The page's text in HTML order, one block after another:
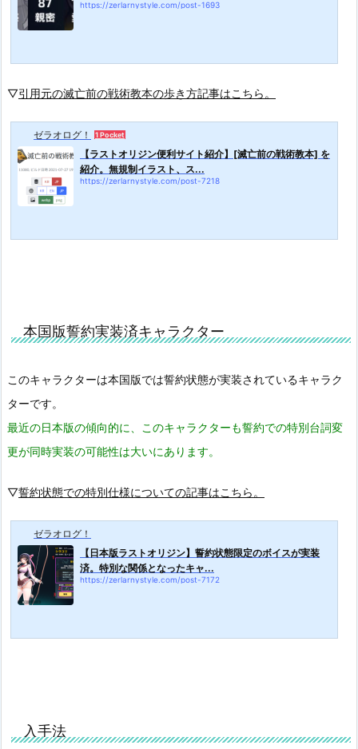
https://zerlarnystyle.com/post-1693
▽引用元の滅亡前の戦術教本の歩き方記事はこちら。
ゼラオログ！ 1 Pocket
【ラストオリジン便利サイト紹介】[滅亡前の戦術教本] を
紹介。無規制イラスト、ス...
https://zerlarnystyle.com/post-7218
本国版誓約実装済キャラクター
このキャラクターは本国版では誓約状態が実装されているキャラク
ターです。
最近の日本版の傾向的に、このキャラクターも誓約での特別台詞変
更が同時実装の可能性は大いにあります。
▽誓約状態での特別仕様についての記事はこちら。
ゼラオログ！
【日本版ラストオリジン】誓約状態限定のボイスが実装
済。特別な関係となったキャ...
https://zerlarnystyle.com/post-7172
入手法